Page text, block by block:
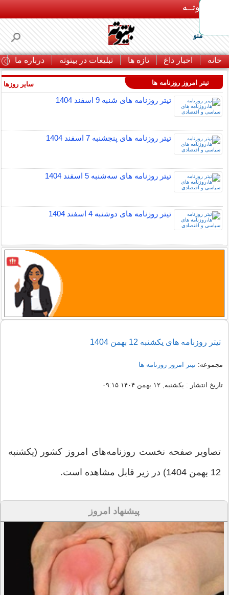
بـیتوتــه
منو
خانه اخبار داغ تازه ها تبلیغات در بیتوته درباره ما
تیتر امروز روزنامه ها
تيتر روزنامه های شنبه 9 اسفند 1404
تيتر روزنامه های پنجشنبه 7 اسفند 1404
تيتر روزنامه های سه‌شنبه 5 اسفند 1404
تيتر روزنامه های دوشنبه 4 اسفند 1404
سایر روزها
تيتر روزنامه های یکشنبه 12 بهمن 1404
مجموعه:تیتر امروز روزنامه ها
تاریخ انتشار : یکشنبه, ۱۲ بهمن ۱۴۰۴ ۰۹:۱۵
تصاویر صفحه نخست روزنامه‌های امروز کشور (یکشنبه
12 بهمن 1404) در زیر قابل مشاهده است.
پیشنهاد امروز